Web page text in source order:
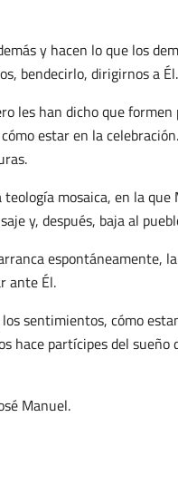
y hacen lo que los
bendecirlo, dirigirnos a Él.
les han dicho que
estar en la
mosaica, en la
y, después, baja al
espontáneamente,
ante Él.
sentimientos, cómo
hace partícipes del sueño
Manuel.